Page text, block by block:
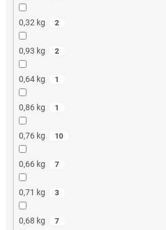
0,32 kg 2
0,93 kg 2
0,64 kg 1
0,86 kg 1
0,76 kg 10
0,66 kg 7
0,71 kg 3
0,68 kg 7